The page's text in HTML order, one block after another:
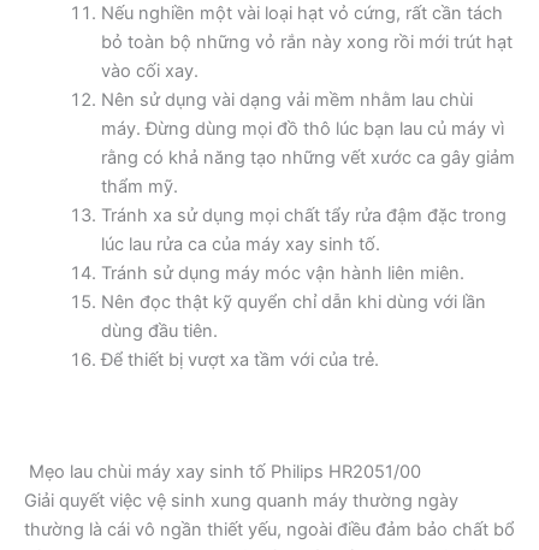
Nếu nghiền một vài loại hạt vỏ cứng, rất cần tách
bỏ toàn bộ những vỏ rắn này xong rồi mới trút hạt
vào cối xay.
Nên sử dụng vài dạng vải mềm nhằm lau chùi
máy. Đừng dùng mọi đồ thô lúc bạn lau củ máy vì
rằng có khả năng tạo những vết xước ca gây giảm
thẩm mỹ.
Tránh xa sử dụng mọi chất tẩy rửa đậm đặc trong
lúc lau rửa ca của máy xay sinh tố.
Tránh sử dụng máy móc vận hành liên miên.
Nên đọc thật kỹ quyển chỉ dẫn khi dùng với lần
dùng đầu tiên.
Để thiết bị vượt xa tầm với của trẻ.
Mẹo lau chùi máy xay sinh tố Philips HR2051/00
Giải quyết việc vệ sinh xung quanh máy thường ngày
thường là cái vô ngần thiết yếu, ngoài điều đảm bảo chất bổ